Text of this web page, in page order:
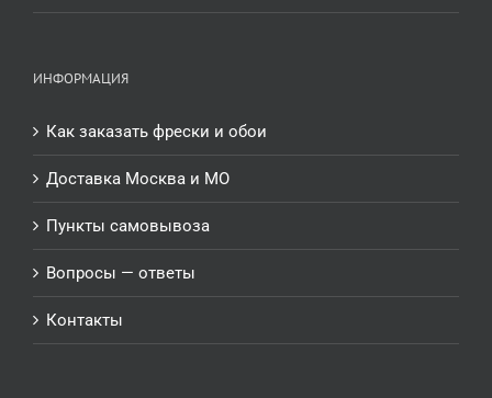
ИНФОРМАЦИЯ
Как заказать фрески и обои
Доставка Москва и МО
Пункты самовывоза
Вопросы — ответы
Контакты